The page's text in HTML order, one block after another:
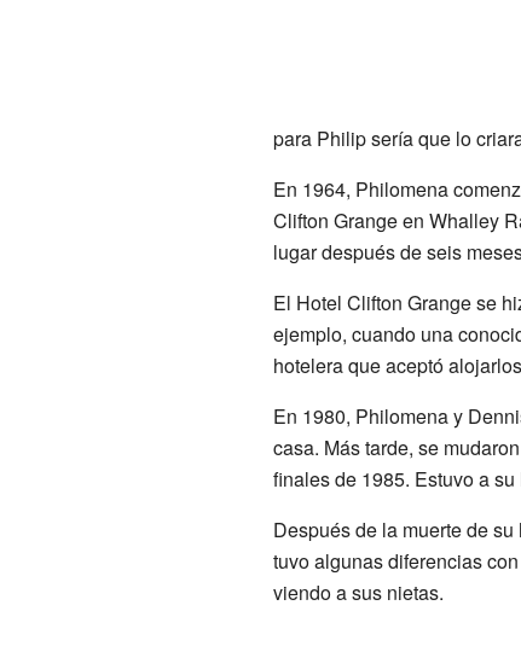
para Philip sería que lo
En 1964, Philomena
Clifton Grange en Whalley
lugar después de seis
El Hotel Clifton Grange se
ejemplo, cuando una
hotelera que aceptó
En 1980, Philomena y
casa. Más tarde, se
finales de 1985. Estuvo a
Después de la muerte de
tuvo algunas diferencias
viendo a sus nietas.